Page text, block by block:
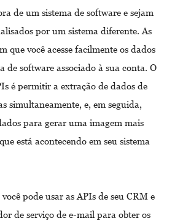
de um sistema de software e sejam
​​por um sistema diferente. As
que você acesse facilmente os dados
de software associado à sua conta. O
é permitir a extração de dados de
simultaneamente, e, em seguida,
para gerar uma imagem mais
está acontecendo em seu sistema
pode usar as APIs de seu CRM e
de serviço de e-mail para obter os